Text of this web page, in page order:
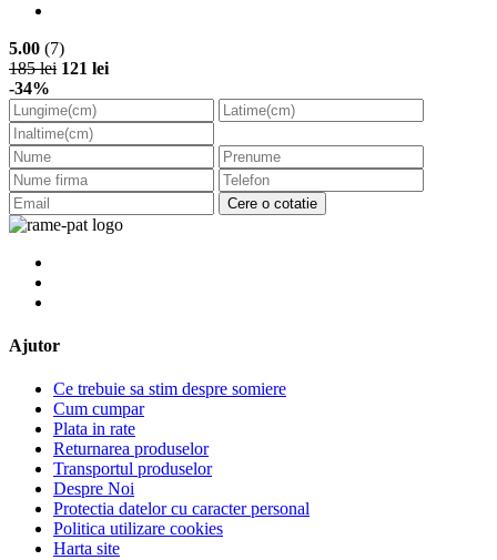
5.00 (7)
185 lei 121 lei
-34%
Cere o cotatie
Ajutor
Ce trebuie sa stim despre somiere
Cum cumpar
Plata in rate
Returnarea produselor
Transportul produselor
Despre Noi
Protectia datelor cu caracter personal
Politica utilizare cookies
Harta site